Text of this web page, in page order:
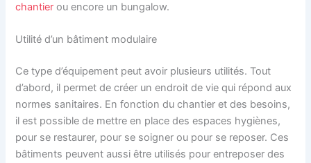
chantier ou encore un bungalow.
Utilité d’un bâtiment modulaire
Ce type d’équipement peut avoir plusieurs utilités. Tout
d’abord, il permet de créer un endroit de vie qui répond aux
normes sanitaires. En fonction du chantier et des besoins,
il est possible de mettre en place des espaces hygiènes,
pour se restaurer, pour se soigner ou pour se reposer. Ces
bâtiments peuvent aussi être utilisés pour entreposer des